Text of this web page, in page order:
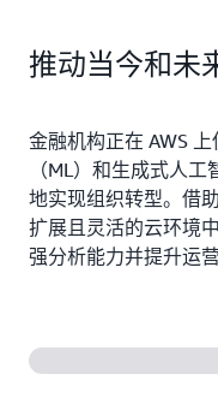
推动当今和未
金融机构正在 AWS
（ML）和生成式人
地实现组织转型。借
扩展且灵活的云环境
强分析能力并提升运营